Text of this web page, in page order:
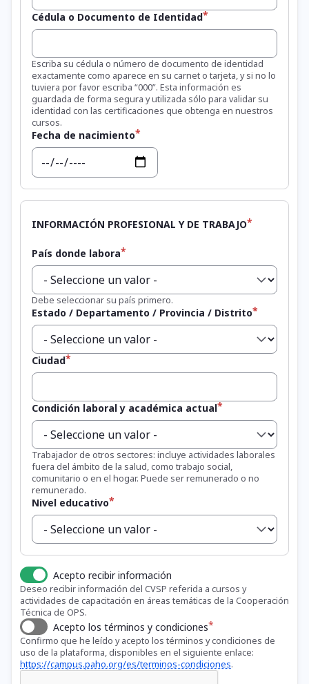
Cédula o Documento de Identidad
Escriba su cédula o número de documento de identidad
exactamente como aparece en su carnet o tarjeta, y si no lo
tuviera por favor escriba “000”. Esta información es
guardada de forma segura y utilizada sólo para validar su
identidad con las certificaciones que obtenga en nuestros
cursos.
Fecha de nacimiento
Fecha
INFORMACIÓN PROFESIONAL Y DE TRABAJO
País donde labora
Debe seleccionar su país primero.
Estado / Departamento / Provincia / Distrito
Ciudad
Condición laboral y académica actual
Trabajador de otros sectores: incluye actividades laborales
fuera del ámbito de la salud, como trabajo social,
comunitario o en el hogar. Puede ser remunerado o no
remunerado.
Nivel educativo
Acepto recibir información
Deseo recibir información del CVSP referida a cursos y
actividades de capacitación en áreas temáticas de la Cooperación
Técnica de OPS.
Acepto los términos y condiciones
Confirmo que he leído y acepto los términos y condiciones de
uso de la plataforma, disponibles en el siguiente enlace:
https://campus.paho.org/es/terminos-condiciones.